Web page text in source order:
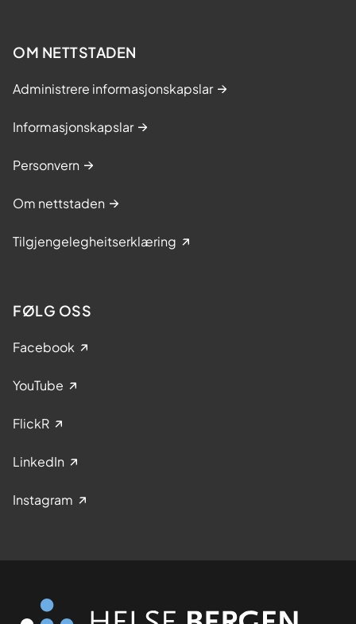
OM NETTSTADEN
Administrere informasjonskapslar
Informasjonskapslar
Personvern
Om nettstaden
Tilgjengelegheitserklæring
FØLG OSS
Facebook
YouTube
FlickR
LinkedIn
Instagram